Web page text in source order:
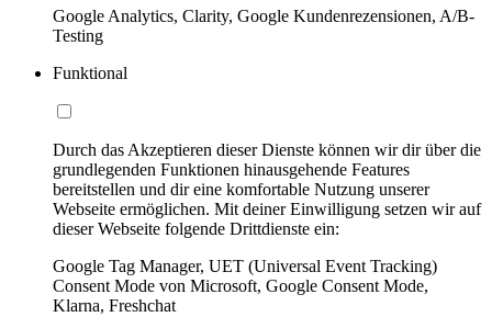
Google Analytics, Clarity, Google Kundenrezensionen, A/B-
Testing
Funktional
Durch das Akzeptieren dieser Dienste können wir dir über die
grundlegenden Funktionen hinausgehende Features
bereitstellen und dir eine komfortable Nutzung unserer
Webseite ermöglichen. Mit deiner Einwilligung setzen wir auf
dieser Webseite folgende Drittdienste ein:
Google Tag Manager, UET (Universal Event Tracking)
Consent Mode von Microsoft, Google Consent Mode,
Klarna, Freshchat